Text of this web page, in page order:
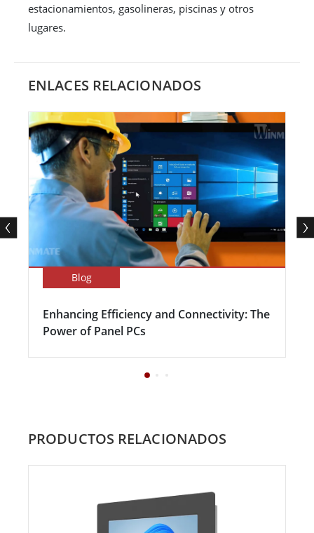
estacionamientos, gasolineras, piscinas y otros
lugares.
ENLACES RELACIONADOS
Blog
Enhancing Efficiency and Connectivity: The
Power of Panel PCs
PRODUCTOS RELACIONADOS